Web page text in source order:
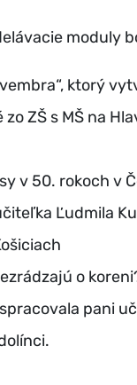
moduly
ktorý
zo ZŠ s MŠ na
v 50. rokoch v
Ľudmila
o
pani